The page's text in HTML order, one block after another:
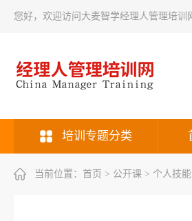
您好，欢迎访问大麦智学经理人管理培训
培训专题分类
当前位置： 首页 > 公开课 > 个人技